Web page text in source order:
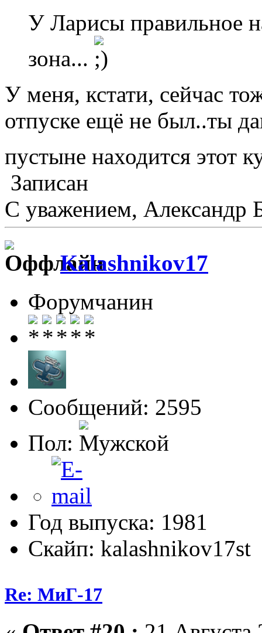
У Ларисы правильное
зона...
У меня, кстати, сейчас
отпуске ещё не был..ты
пустыне находится этот
Записан
С уважением, Александр
Kalashnikov17
Форумчанин
Сообщений: 2595
Пол:
Год выпуска: 1981
Скайп: kalashnikov17st
Re: МиГ-17